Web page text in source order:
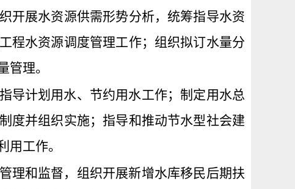
开展水资源供需形势分析，统筹指导水资
程水资源调度管理工作；组织拟订水量分
管理。
导计划用水、节约用水工作；制定用水总
度并组织实施；指导和推动节水型社会建
用工作。
理和监督，组织开展新增水库移民后期扶